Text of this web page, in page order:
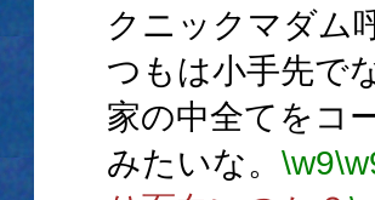
クニックマダ
つもは小手先で
家の中全てを
みたいな。 \w9